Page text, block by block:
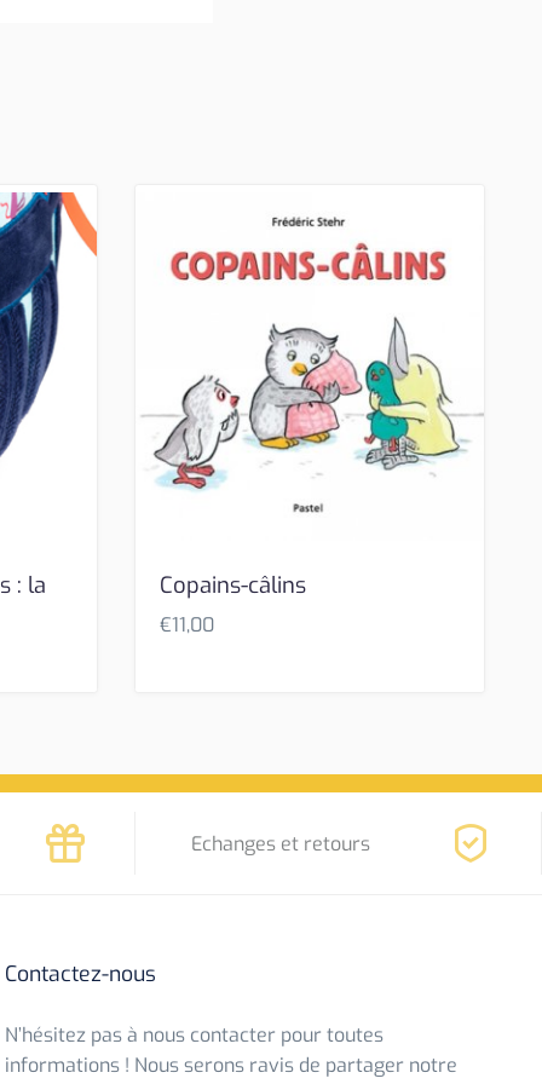
: la Copains-câlins
€11,00
Echanges et retours
Contactez-nous
N’hésitez pas à nous contacter pour toutes
informations ! Nous serons ravis de partager notre